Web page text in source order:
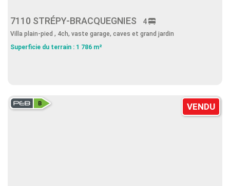
7110 STRÉPY-BRACQUEGNIES 4
Villa plain-pied , 4ch, vaste garage, caves et grand jardin
Superficie du terrain : 1 786 m²
VENDU